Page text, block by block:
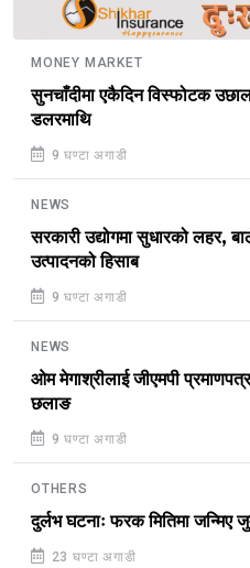
MONEY MARKET
सुनचाँदीमा एकैदिन विस्फोटक
डलरमाथि
9 घण्टा अगाडी
NEWS
सरकारी उद्योगमा सुधारको लहर,
उत्पादनको हिसाब
9 घण्टा अगाडी
NEWS
ओम मेगाश्रीलाई जीएमपी
छलाङ
9 घण्टा अगाडी
OTHERS
दुर्लभ घटनाः फरक मितिमा जन्मिए
23 घण्टा अगाडी